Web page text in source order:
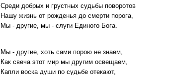
Среди добрых и грустных судьбы поворотов
Нашу жизнь от рожденья до смерти порога,
Мы - другие, мы - слуги Единого Бога.
Мы - другие, хоть сами порою не знаем,
Как свеча этот мир мы другим освещаем,
Капли воска души по судьбе отекают,